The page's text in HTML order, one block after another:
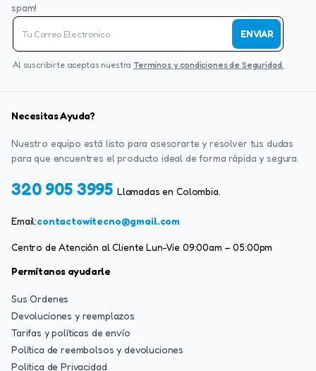
spam!
ENVIAR
Al suscribirte aceptas nuestra Terminos y condiciones de Seguridad.
Necesitas Ayuda?
Nuestro equipo está listo para asesorarte y resolver tus dudas
para que encuentres el producto ideal de forma rápida y segura.
320 905 3995 Llamadas en Colombia.
Email:contactowitecno@gmail.com
Centro de Atención al Cliente Lun-Vie 09:00am – 05:00pm
Permítanos ayudarle
Sus Ordenes
Devoluciones y reemplazos
Tarifas y políticas de envío
Política de reembolsos y devoluciones
Politica de Privacidad